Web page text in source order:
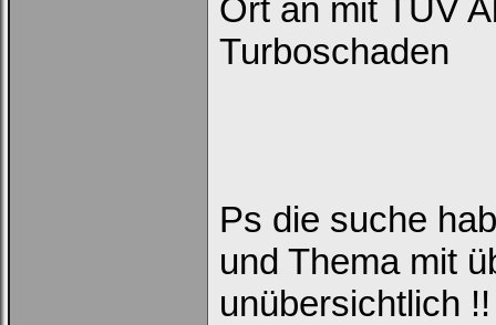
Ort an mit TÜV
Turboschaden
Ps die suche
und Thema mit
unübersichtlich !!